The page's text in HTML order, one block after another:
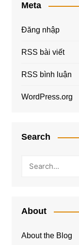
Meta
Đăng nhập
RSS bài viết
RSS bình luận
WordPress.org
Search
About
About the Blog